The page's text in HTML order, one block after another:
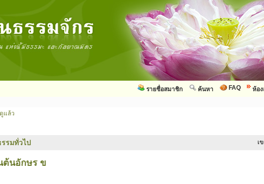
ห้อ
FAQ
ค้นหา
รายชื่อสมาชิก
แล้ว
รมทั่วไป เ
ต้นอักษร ข